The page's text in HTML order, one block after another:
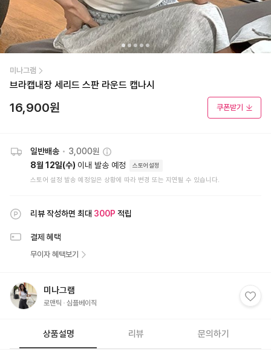
미나그램
브라캡내장 세리드 스판 라운드 캡나시
16,900원 쿠폰받기
일반배송 • 3,000원
8월 12일(수) 이내 발송 예정 스토어설정
스토어 설정 발송 예정일은 상황에 따라 변경 또는 지연될 수 있습니다.
리뷰 작성하면 최대 300P 적립
결제 혜택
무이자 혜택보기
미나그램
로맨틱 심플베이직
상품설명 리뷰 문의하기